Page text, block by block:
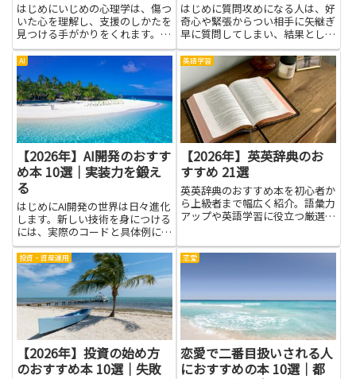
はじめにいじめの心理学は、傷つ
いた心を理解し、支援のしかたを
見つける手がかりをくれます。こ
の記事では、いじめの背景や動
き、どう寄り添うかを学べる本を
紹介します。読者には保護者や先
生、友人、学生など、さまざまな
立場で役立つ知識が手に入りま
す。...
はじめに質問攻めになる人は、好
奇心や緊張からつい相手に矢継ぎ
早に質問してしまい、結果として
会話が不自然になる悩みを抱えが
ちです。本で学べるのは、相手の
話を引き出す技術や沈黙の扱い
方、適切な問いの順序など、具体
的なスキルと心の持ち方です。読
む...
AI
【2026年】AI開発のおすす
め本 10選｜実装力を鍛え
る
はじめにAI開発の世界は日々進化
します。新しい技術を身につける
には、実際のコードと具体例に触
れるのが近道です。この記事が紹
介する本は、初心者にも分かるよ
うに実装の手順や考え方を丁寧に
解説しています。学ぶと、問題を
分解して解決策を形にする力や...
英語学習
【2026年】英英辞典のお
すすめ 21選
英英辞典のおすすめ本を初心者か
ら上級者まで幅広く紹介。語彙力
アップや英語学習に役立つ厳選の
投資・資産運用
【2026年】投資の始め方
のおすすめ本 10選｜失敗
恋愛
恋愛で二番目扱いされる人
におすすめの本 10選｜都